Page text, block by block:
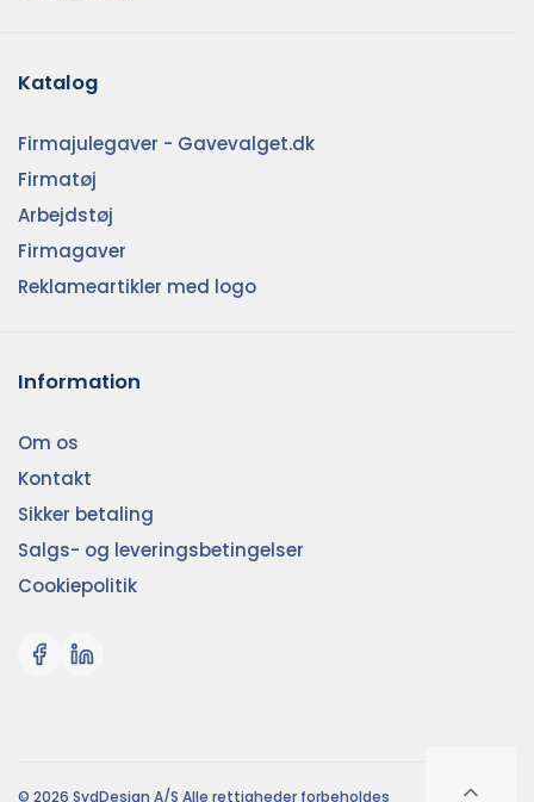
Katalog
Firmajulegaver - Gavevalget.dk
Firmatøj
Arbejdstøj
Firmagaver
Reklameartikler med logo
Information
Om os
Kontakt
Sikker betaling
Salgs- og leveringsbetingelser
Cookiepolitik
© 2026 SydDesign A/S Alle rettigheder forbeholdes